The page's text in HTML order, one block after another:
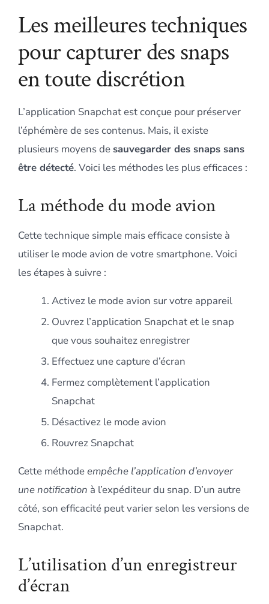
Les meilleures techniques
pour capturer des snaps
en toute discrétion
L’application Snapchat est conçue pour préserver
l’éphémère de ses contenus. Mais, il existe
plusieurs moyens de sauvegarder des snaps sans
être détecté. Voici les méthodes les plus efficaces :
La méthode du mode avion
Cette technique simple mais efficace consiste à
utiliser le mode avion de votre smartphone. Voici
les étapes à suivre :
Activez le mode avion sur votre appareil
Ouvrez l’application Snapchat et le snap
que vous souhaitez enregistrer
Effectuez une capture d’écran
Fermez complètement l’application
Snapchat
Désactivez le mode avion
Rouvrez Snapchat
Cette méthodeempêche l’application d’envoyer
une notification à l’expéditeur du snap. D’un autre
côté, son efficacité peut varier selon les versions de
Snapchat.
L’utilisation d’un enregistreur
d’écran